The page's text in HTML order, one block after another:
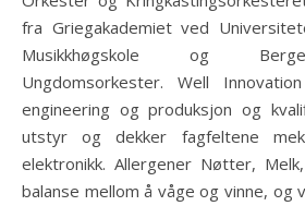
fra Griegakademiet ved
Musikkhøgskole og
Ungdomsorkester. Well
engineering og produksjon og
utstyr og dekker fagfeltene
elektronikk. Allergener Nøtter,
balanse mellom å våge og vinne, og